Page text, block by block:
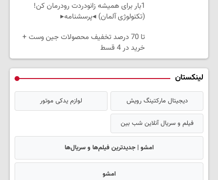
1بار برای همیشه زانودردت رودرمان کن!
(تکنولوژی آلمان) ◂پرسشنامه▸
تا 70 درصد تخفیف محصولات جین وست +
خرید در 4 قسط
لینکستان
دیجیتال مارکتینگ رویش لوازم یدکی موتور
فیلم و سریال آنلاین شب بین
امشو | جدیدترین فیلم‌ها و سریال‌ها
امشو